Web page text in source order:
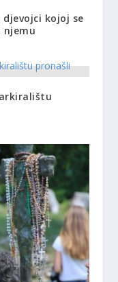
kojoj se
njemu